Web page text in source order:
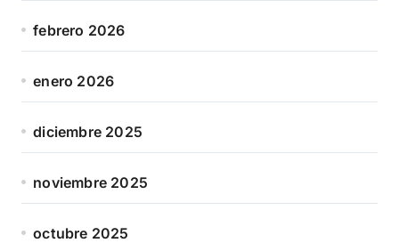
febrero 2026
enero 2026
diciembre 2025
noviembre 2025
octubre 2025